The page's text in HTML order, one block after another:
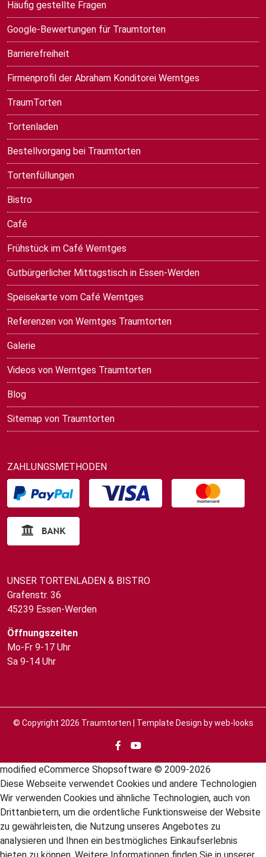
Häufig gestellte Fragen
Google-Bewertungen für Traumtorten
Barrierefreiheit
Firmenprofil der Abraham Konditorei Werntges
TraumTorten
Tortenladen
Bestellvorgang bei Traumtorten
Tortenfüllungen
Bistro
Café
Frühstück im Café Werntges
Gutbürgerlicher Mittagstisch in Essen-Werden
Speisekarte vom Café Werntges
Referenzen von Werntges Traumtorten
Galerie
Videos von Werntges Traumtorten
Blog
Sitemap von Traumtorten
ZAHLUNGSMETHODEN
UNSER TORTENLADEN & BISTRO
Grafenstr. 36
45239 Essen-Werden
Öffnungszeiten
Mo-Fr 9-17 Uhr
Sa 9-14 Uhr
© Copyright 2026 Traumtorten | Template Design byweb-looks
modified eCommerce Shopsoftware © 2009-2026
Diese Webseite verwendet Cookies und andere Technologien
Wir verwenden Cookies und ähnliche Technologien, auch von
Drittanbietern, um die ordentliche Funktionsweise der Website
zu gewährleisten, die Nutzung unseres Angebotes zu
analysieren und Ihnen ein bestmögliches Einkaufserlebnis